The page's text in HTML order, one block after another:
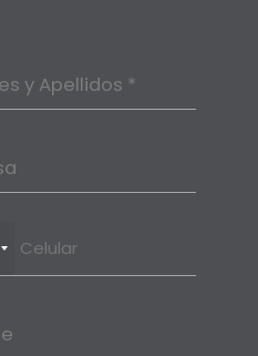
y Apellidos *